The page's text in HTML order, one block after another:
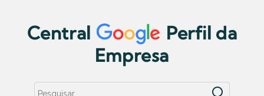
Central
Perfil da
Empresa